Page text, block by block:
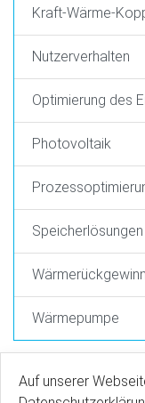
Auf unserer
Kraft-Wärme-
Nutzerverhalten
Optimierung des
Photovoltaik
Speicherlösungen
Wärmepumpe